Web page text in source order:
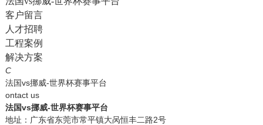
客户留言
人才招聘
工程案例
解决方案
C
法国vs挪威-世界杯赛事平台
ontact us
法国vs挪威-世界杯赛事平台
地址：广东省东莞市常平镇大呙恒丰二路2号